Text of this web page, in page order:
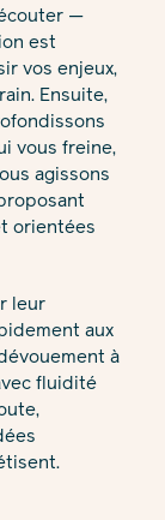
—
est
vos enjeux,
Ensuite,
vous freine,
agissons
orientées
leur
aux
à
fluidité